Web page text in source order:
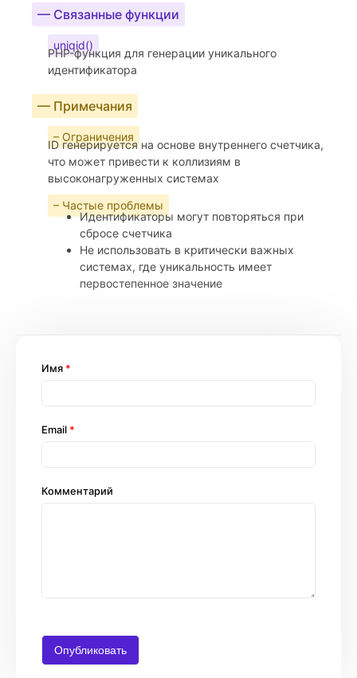
— Связанные функции
uniqid()
PHP-функция для генерации уникального
идентификатора
— Примечания
– Ограничения
ID генерируется на основе внутреннего счетчика,
что может привести к коллизиям в
высоконагруженных системах
– Частые проблемы
Идентификаторы могут повторяться при
сбросе счетчика
Не использовать в критически важных
системах, где уникальность имеет
первостепенное значение
Комментарий
Имя *
Email *